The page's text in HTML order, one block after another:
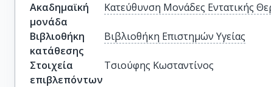
Ακαδημαϊκή
μονάδα
Κατεύθυνση Μονάδες Εντατικής
Βιβλιοθήκη
κατάθεσης
Βιβλιοθήκη Επιστημών Υγείας
Στοιχεία
επιβλεπόντων
Τσιούφης Κωσταντίνος